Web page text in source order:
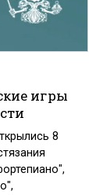
игры
8